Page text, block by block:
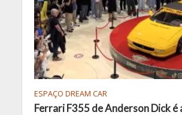
ESPAÇO DREAM CAR
Ferrari F355 de Anderson Dick é